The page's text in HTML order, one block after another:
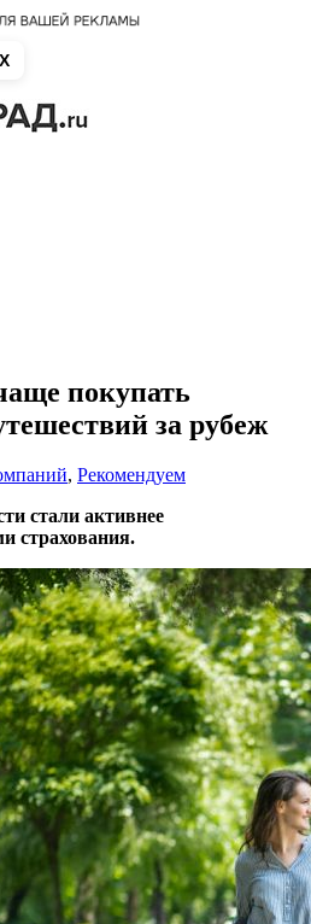
покупать
за рубеж
, Рекомендуем
стали активнее
страхования.